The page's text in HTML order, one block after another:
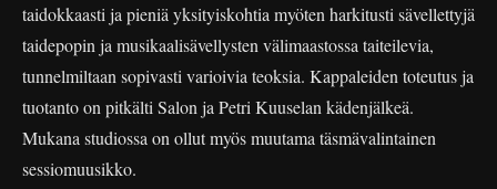
taidokkaasti ja pieniä yksityiskohtia myöten harkitusti sävellettyjä
taidepopin ja musikaalisävellysten välimaastossa taiteilevia,
tunnelmiltaan sopivasti varioivia teoksia. Kappaleiden toteutus ja
tuotanto on pitkälti Salon ja Petri Kuuselan kädenjälkeä.
Mukana studiossa on ollut myös muutama täsmävalintainen
sessiomuusikko.